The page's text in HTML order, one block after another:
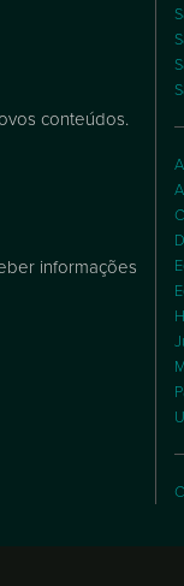
conteúdos.
informações